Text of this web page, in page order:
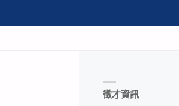
徵才資訊